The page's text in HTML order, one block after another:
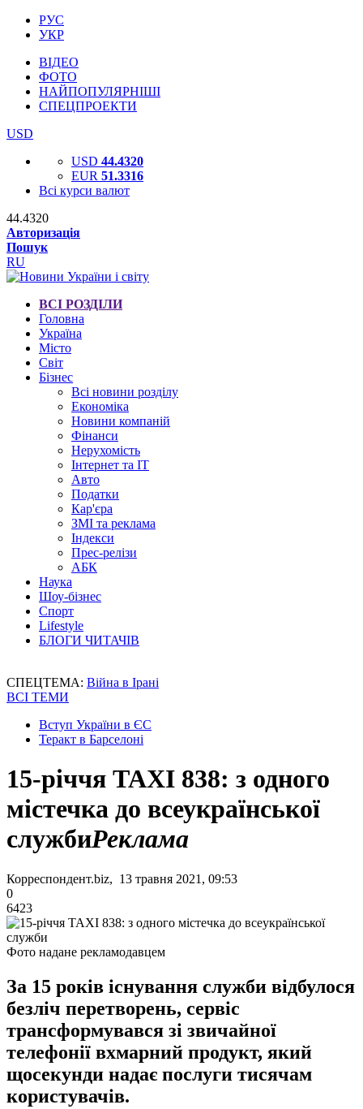
РУС
УКР
ВІДЕО
ФОТО
НАЙПОПУЛЯРНІШІ
СПЕЦПРОЕКТИ
USD
USD 44.4320
EUR 51.3316
Всі курси валют
44.4320
Авторизація
Пошук
RU
ВСІ РОЗДІЛИ
Головна
Україна
Місто
Світ
Бізнес
Всі новини розділу
Економіка
Новини компаній
Фінанси
Нерухомість
Інтернет та IT
Авто
Податки
Кар'єра
ЗМІ та реклама
Індекси
Прес-релізи
АБК
Наука
Шоу-бізнес
Спорт
Lifestyle
БЛОГИ ЧИТАЧІВ
СПЕЦТЕМА: Війна в Ірані
ВСІ ТЕМИ
Вступ України в ЄС
Теракт в Барселоні
15-річчя ТАХІ 838: з одного
містечка до всеукраїнської
службиРеклама
Корреспондент.biz, 13 травня 2021, 09:53
0
6423
Фото надане рекламодавцем
За 15 років існування служби відбулося
безліч перетворень, сервіс
трансформувався зі звичайної
телефонії вхмарний продукт, який
щосекунди надає послуги тисячам
користувачів.